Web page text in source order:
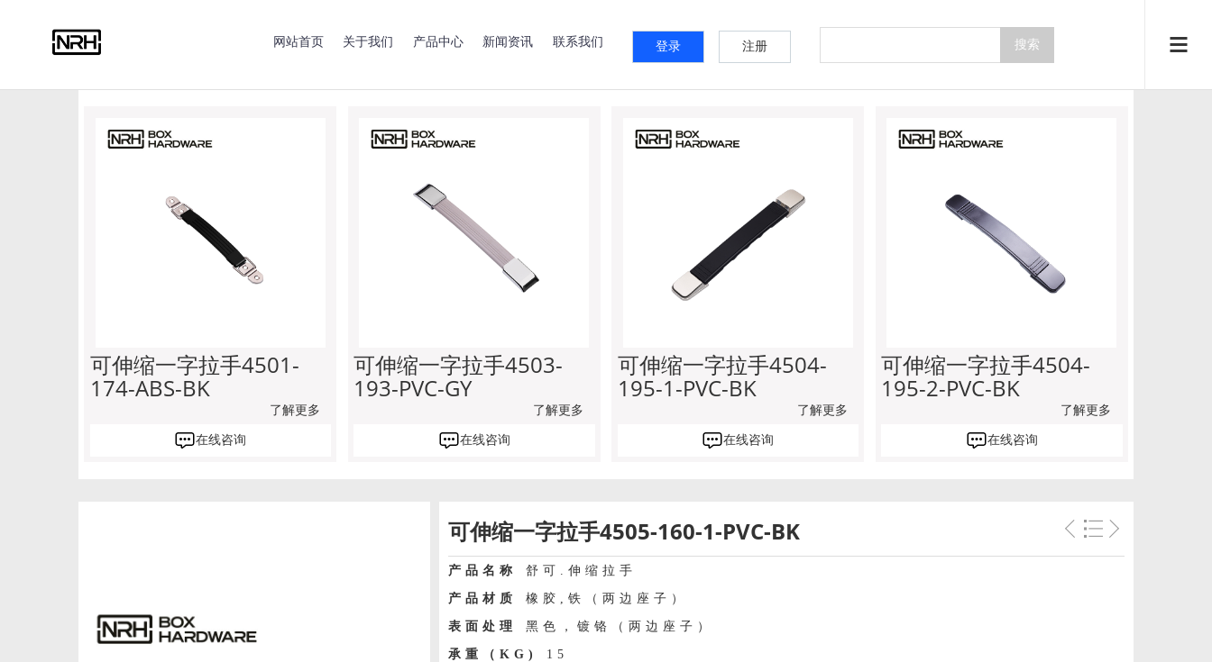
网站首页 关于我们 产品中心 新闻资讯 联系我们 登录 注册
合页系列 标签牌系列
脚垫系列 限位钢丝绳 脚轮系列 船用零部件
主页 产品中心 拉手系列
可伸缩式拉手
可伸缩一字拉手4501-
174-ABS-BK
了解更多
在线咨询
可伸缩一字拉手4503-
193-PVC-GY
了解更多
在线咨询
可伸缩一字拉手4504-
195-1-PVC-BK
了解更多
在线咨询
可伸缩一字拉手4504-
195-2-PVC-BK
了解更多
在线咨询
可伸缩一字拉手4505-160-1-PVC-BK
产品名称 舒可.伸缩拉手
产品材质 橡胶,铁（两边座子）
表面处理 黑色，镀铬（两边座子）
承重（KG) 15